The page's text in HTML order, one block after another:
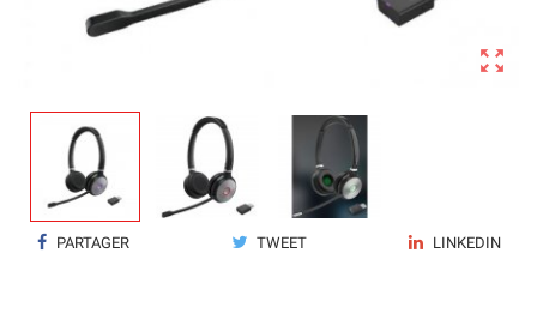

PARTAGER TWEET LINKEDIN